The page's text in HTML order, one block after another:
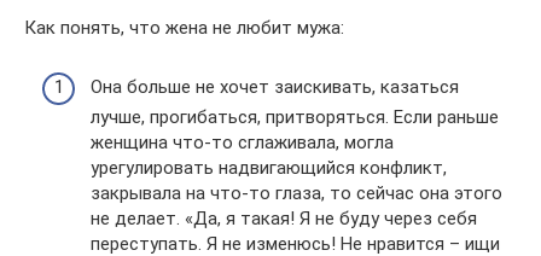
Как понять, что жена не любит мужа:
Она больше не хочет заискивать, казаться
лучше, прогибаться, притворяться. Если раньше
женщина что-то сглаживала, могла
урегулировать надвигающийся конфликт,
закрывала на что-то глаза, то сейчас она этого
не делает. «Да, я такая! Я не буду через себя
переступать. Я не изменюсь! Не нравится – ищи